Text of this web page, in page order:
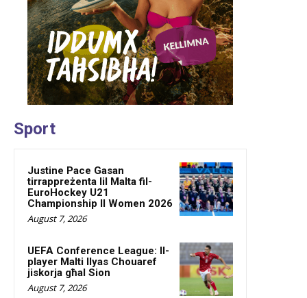
Sport
Justine Pace Gasan
tirrappreżenta lil Malta fil-
EuroHockey U21
Championship II Women 2026
August 7, 2026
UEFA Conference League: Il-
player Malti Ilyas Chouaref
jiskorja għal Sion
August 7, 2026